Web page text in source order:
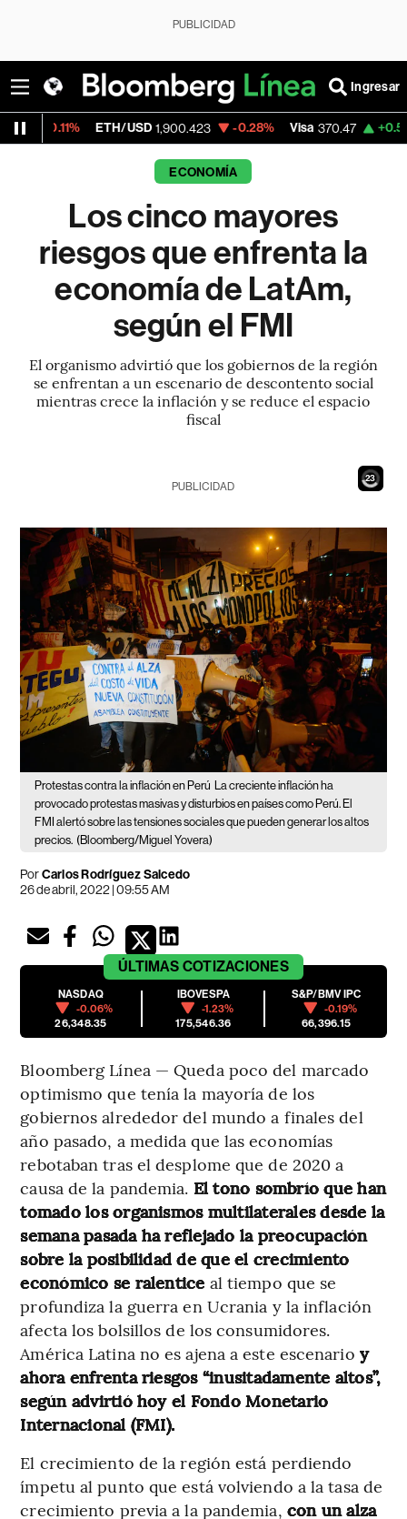
PUBLICIDAD
Ingresar
ETH/USD 1,900.423 -0.28% Visa 370.47 +0.52%
ECONOMÍA
Los cinco mayores
riesgos que enfrenta la
economía de LatAm,
según el FMI
El organismo advirtió que los gobiernos de la región
se enfrentan a un escenario de descontento social
mientras crece la inflación y se reduce el espacio
fiscal
21
PUBLICIDAD
Protestas contra la inflación en Perú
La creciente inflación ha
provocado protestas masivas y disturbios en países como Perú. El
FMI alertó sobre las tensiones sociales que pueden generar los altos
precios. (Bloomberg/Miguel Yovera)
PorCarlos Rodríguez Salcedo
26 de abril, 2022 | 09:55 AM
ÚLTIMAS COTIZACIONES
NASDAQ
-0.06%
26,348.35
IBOVESPA
-1.23%
175,546.36
S&P/BMV IPC
-0.19%
66,396.15
Bloomberg Línea — Queda poco del marcado
optimismo que tenía la mayoría de los
gobiernos alrededor del mundo a finales del
año pasado, a medida que las economías
rebotaban tras el desplome que de 2020 a
causa de la pandemia. El tono sombrío que han
tomado los organismos multilaterales desde la
semana pasada ha reflejado la preocupación
sobre la posibilidad de que el crecimiento
económico se ralentice al tiempo que se
profundiza la guerra en Ucrania y la inflación
afecta los bolsillos de los consumidores.
América Latina no es ajena a este escenario y
ahora enfrenta riesgos “inusitadamente altos”,
según advirtió hoy el Fondo Monetario
Internacional (FMI).
El crecimiento de la región está perdiendo
ímpetu al punto que está volviendo a la tasa de
crecimiento previa a la pandemia, con un alza